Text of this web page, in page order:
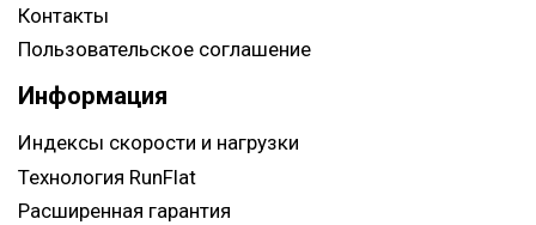
Контакты
Пользовательское соглашение
Информация
Индексы скорости и нагрузки
Технология RunFlat
Расширенная гарантия